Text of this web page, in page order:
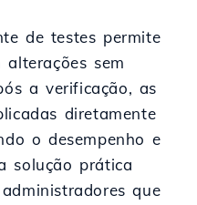
de testes permite
sem
a verificação, as
diretamente
o desempenho e
solução prática
que